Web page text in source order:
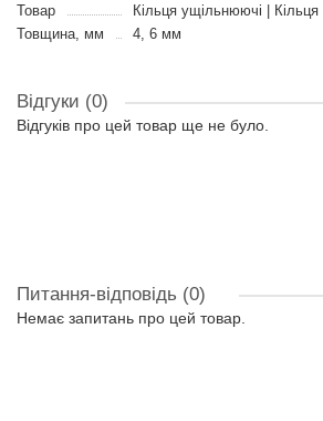
Товар
Кільця ущільнюючі |
Товщина, мм
4, 6 мм
Відгуки (0)
Відгуків про цей товар ще не було.
Питання-відповідь (0)
Немає запитань про цей товар.